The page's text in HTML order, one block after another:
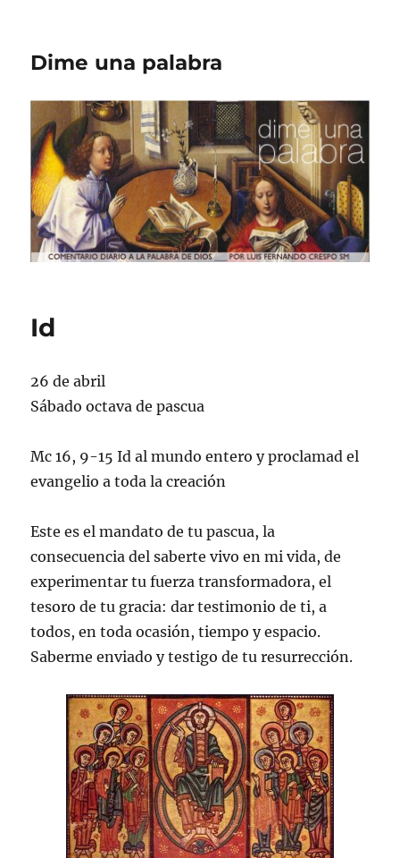
Dime una palabra
Id
26 de abril
Sábado octava de pascua
Mc 16, 9-15 Id al mundo entero y proclamad el
evangelio a toda la creación
Este es el mandato de tu pascua, la
consecuencia del saberte vivo en mi vida, de
experimentar tu fuerza transformadora, el
tesoro de tu gracia: dar testimonio de ti, a
todos, en toda ocasión, tiempo y espacio.
Saberme enviado y testigo de tu resurrección.